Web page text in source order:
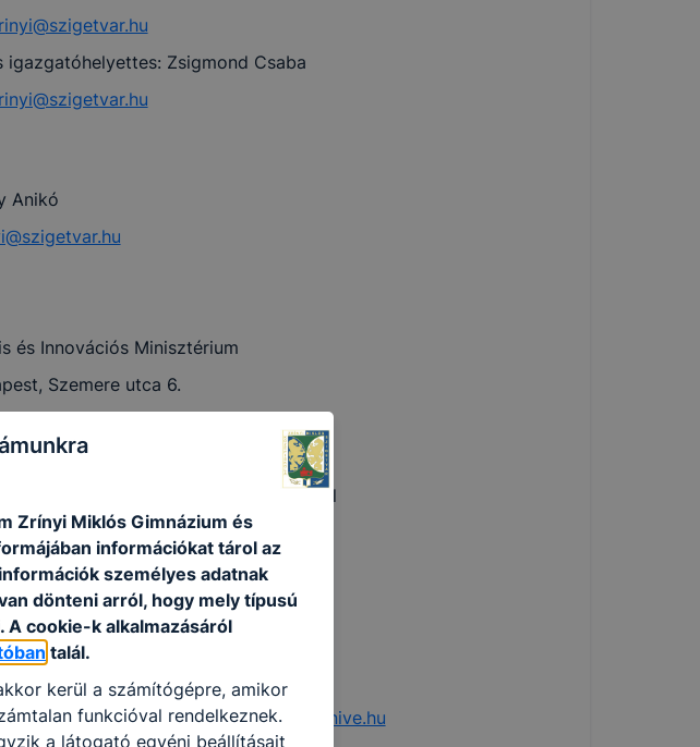
Zsigmond Csaba
Anikó
és Innovációs Minisztérium
Szemere utca 6.
Szakképzési és Felnőttképzési Hivatal
Kálvária tér 7.
Pf. 760
0613039300
szakkepzes@nive.hu
0614775942,ugyfelszolgalat@nive.hu
Zrínyi Miklós Gimnázium és
információkat tárol az
személyes adatnak
dönteni arról, hogy mely típusú
A cookie-k alkalmazásáról
talál.
kerül a számítógépre, amikor
funkcióval rendelkeznek.
a látogató egyéni beállításait